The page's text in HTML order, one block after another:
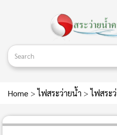
Home > ไฟสระว่ายน้ำ > ไฟสระ